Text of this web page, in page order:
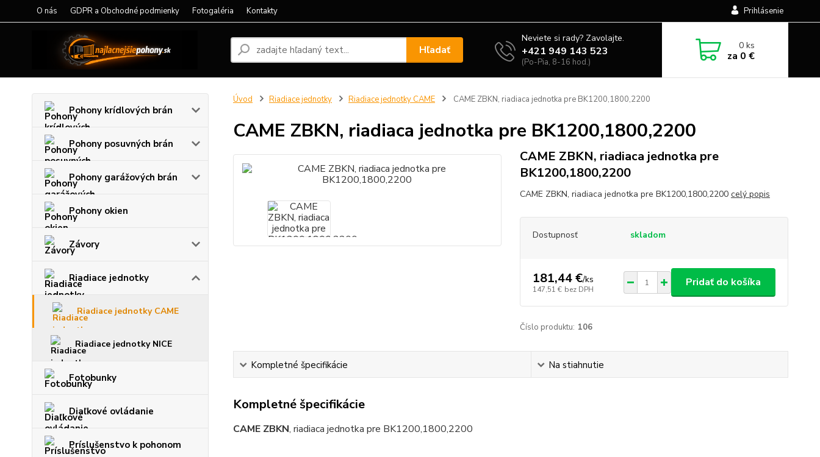
O nás GDPR a Obchodné podmienky Fotogaléria Kontakty Prihlásenie
Hľadať
Neviete si rady? Zavolajte.
+421 949 143 523
(Po-Pia, 8-16 hod.)
0ks
za 0 €
Pohony krídlových brán
Pohony posuvných brán
Pohony garážových brán
Pohony okien
Závory
Riadiace jednotky
Riadiace jednotky CAME
Riadiace jednotky NICE
Fotobunky
Diaľkové ovládanie
Príslušenstvo k pohonom
Úvod Riadiace jednotky Riadiace jednotky CAME CAME ZBKN, riadiaca jednotka pre BK1200,1800,2200
CAME ZBKN, riadiaca jednotka pre BK1200,1800,2200
CAME ZBKN, riadiaca jednotka pre
BK1200,1800,2200
CAME ZBKN, riadiaca jednotka pre BK1200,1800,2200 celý popis
Dostupnosť skladom
181,44 €/ks
147,51 € bez DPH
Pridať do košíka
Číslo produktu: 106
Kompletné špecifikácie Na stiahnutie
Kompletné špecifikácie
CAME ZBKN, riadiaca jednotka pre BK1200,1800,2200